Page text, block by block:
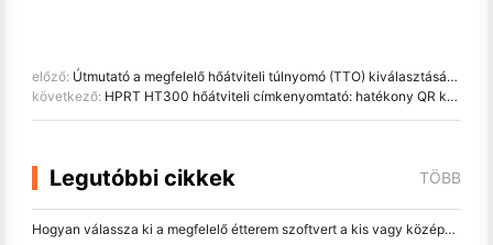
előző: Útmutató a megfelelő hőátviteli túlnyomó (TTO) kiválasztásához az élelmiszergyártáshoz
következő: HPRT HT300 hőátviteli címkenyomtató: hatékony QR kód nyomtatás berendezések ellenőrzéséhez
Legutóbbi cikkek TÖBB
Hogyan válassza ki a megfelelő étterem szoftvert a kis vagy középméretű étteremhez